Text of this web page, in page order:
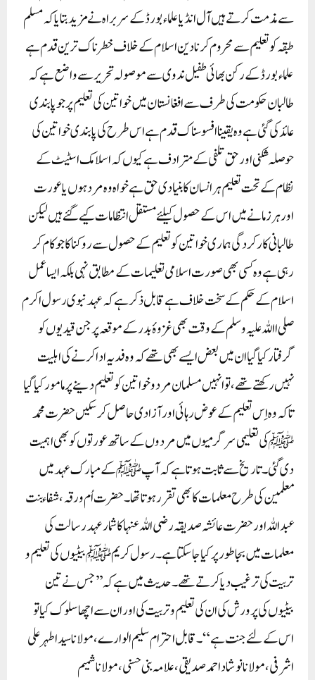
سے مذمت کرتے ہیں آل انڈیا علماء بورڈ کے سربراہ نے مزید بتایا کہ مسلم
طبقہ کو تعلیم سے محروم کر نا دین اسلام کے خلاف خطرناک ترین قدم ہے
علماء بورڈ کے رکن بھائی طفیل ندوی سے موصولہ تحریر سے واضع ہے کہ
طالبان حکومت کی طرف سے افغانستان میں خواتین کی تعلیم پر جو پابندی
عائد کی گئی ہے وہ یقینا افسوسناک قدم ہے اس طرح کی پابندی خواتین کی
حوصلہ شکنی اور حق تلفی کے مترادف ہے کیوں کہ اسلامک اسٹیٹ کے
نظام کے تحت تعلیم ہر انسان کا بنیادی حق ہے خواہ وہ مرد ہوں یا عورت
اور ہر زمانے میں اس کے حصول کیلئے مستقل انتظامات کیے گئے ہیں لیکن
طالبانی کارکردگی ہماری خواتین کو تعلیم کے حصول سے روکنا کا جو کام کر
رہی ہے وہ کسی بھی صورت اسلامی تعلیمات کے مطابق نہی بلکہ ایسا عمل
اسلام کے حکم کے سخت خلاف ہے قابل ذکر ہے کہ عہد نبوی رسول اکرم
صلی االلہ علیہ وسلم کے وقت بھی غزوۂ بدر کے موقعہ پر جن قیدیوں کو
گرفتار کیا گیا ان میں بعض ایسے بھی تھے کہ وہ فدیہ ادا کرنے کی اہلیت
نہیں رکھتے تھے ، تو انہیں مسلمان مرد و خواتین کو تعلیم دینے پر مامور کیا گیا
تاکہ وہ اِس تعلیم کے عوض رہائی اور آزادی حاصل کرسکیں‌ حضرت محمد
ﷺ کی تعلیمی سرگرمیوں میں مردوں کے ساتھ عورتوں کو بھی اہمیت
دی گئی۔ تاریخ سے ثابت ہوتا ہے کہ آپ ﷺ کے مبارک عہد میں
معلمین کی طرح معلمات کا بھی تقرر ہوتا تھا۔ حضرت اُم ورقہ، شفاء بنت
عبداللہ اور حضرت عائشہ صدیقہ رضی اللہ عنہا کا شمار عہد رسالت کی
معلمات میں بجا طور پر کیا جا سکتا ہے۔ رسول کریم ﷺ بیٹیوں کی تعلیم و
تربیت کی ترغیب دیا کرتے تھے۔ حدیث میں ہےکہ’’ جس نے تین
بیٹیوں کی پرورش کی ان کی تعلیم و تربیت کی اور ان سے اچھا سلوک کیا تو
اس کے لئے جنت ہے“۔ قابل احترام سلیم الوارے، مولاناسیداطہرعلی
اشرفی،مولانانوشاداحمدصدیقی، علامہ بنی حسنی،مولاناشمیم